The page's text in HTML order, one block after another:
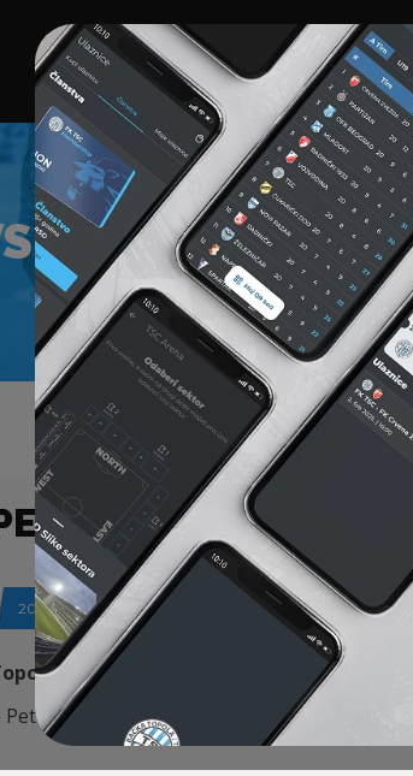
HOME TÁMOGATÓK NEWS GALÉRIA „A”
(21/22) 17.
2021-11-20
– FK METALAC (Gornji Milanovac) 1:2
Petrović, Varga, Leandro, Petković –